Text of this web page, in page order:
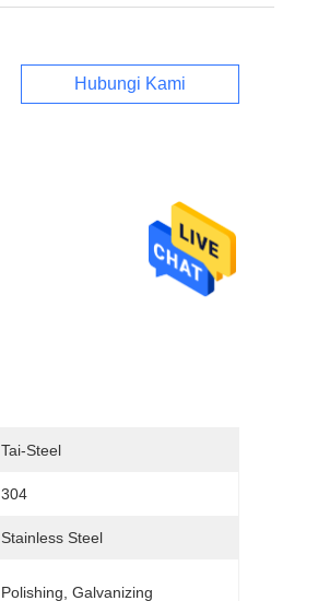
Hubungi Kami
Tai-Steel
304
Stainless Steel
Polishing, Galvanizing